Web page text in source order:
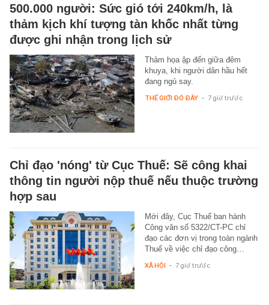
500.000 người: Sức gió tới 240km/h, là
thảm kịch khí tượng tàn khốc nhất từng
được ghi nhận trong lịch sử
Thảm họa ập đến giữa đêm
khuya, khi người dân hầu hết
đang ngủ say.
THẾ GIỚI ĐÓ ĐÂY - 7 giờ trước
Chỉ đạo 'nóng' từ Cục Thuế: Sẽ công khai
thông tin người nộp thuế nếu thuộc trường
hợp sau
Mới đây, Cục Thuế ban hành
Công văn số 5322/CT-PC chỉ
đạo các đơn vị trong toàn ngành
Thuế về việc chỉ đạo công…
XÃ HỘI - 7 giờ trước